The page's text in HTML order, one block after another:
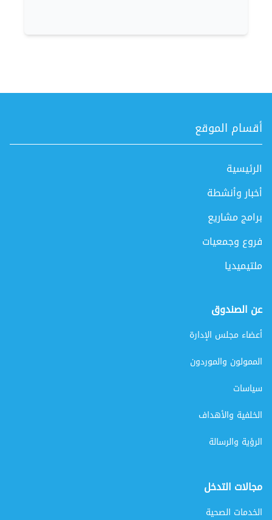
أقسام الموقع
الرئيسية
أخبار وأنشطة
برامج مشاريع
فروع وجمعيات
ملتيميديا
عن الصندوق
أعضاء مجلس الإدارة
الممولون والموردون
سياسات
الخلفية والأهداف
الرؤية والرسالة
مجالات التدخل
الخدمات الصحية